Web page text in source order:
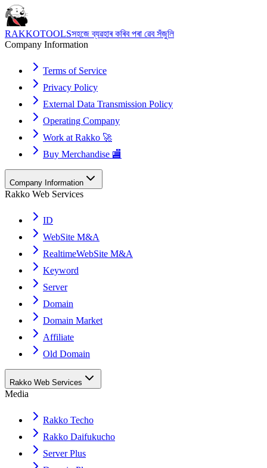
RAKKOTOOLSসহজে ব্যৱহাৰ কৰিব পৰা ৱেব সঁজুলি
Company Information
Terms of Service
Privacy Policy
External Data Transmission Policy
Operating Company
Work at Rakko 🚀
Buy Merchandise 🏬
Company Information
Rakko Web Services
ID
WebSite M&A
RealtimeWebSite M&A
Keyword
Server
Domain
Domain Market
Affiliate
Old Domain
Rakko Web Services
Media
Rakko Techo
Rakko Daifukucho
Server Plus